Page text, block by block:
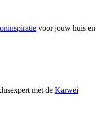
voor jouw huis en
met de Karwei